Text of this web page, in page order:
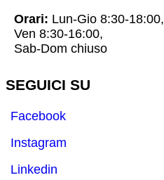
Orari: Lun-Gio 8:30-18:00,
Ven 8:30-16:00,
Sab-Dom chiuso
SEGUICI SU
Facebook
Instagram
Linkedin